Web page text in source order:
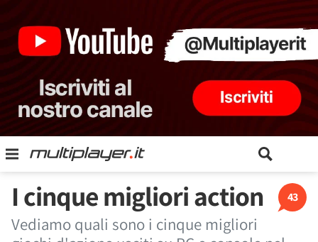
43
I cinque migliori action
Vediamo quali sono i cinque migliori